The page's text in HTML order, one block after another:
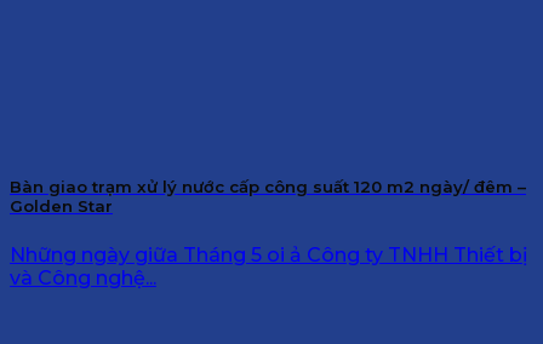
Bàn giao trạm xử lý nước cấp công suất 120 m2 ngày/ đêm –
Golden Star
Những ngày giữa Tháng 5 oi ả Công ty TNHH Thiết bị
và Công nghệ...